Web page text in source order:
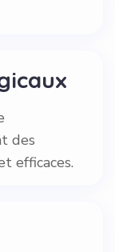
des
efficaces.